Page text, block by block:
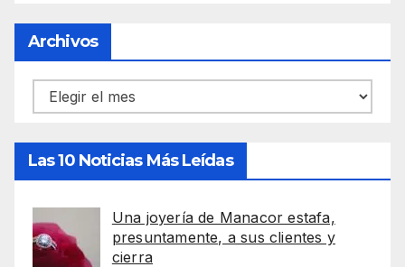
Archivos
Archivos
Las 10 Noticias Más Leídas
Una joyería de Manacor estafa,
presuntamente, a sus clientes y
cierra